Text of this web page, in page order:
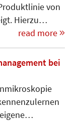
von
Hierzu…
read more
bei